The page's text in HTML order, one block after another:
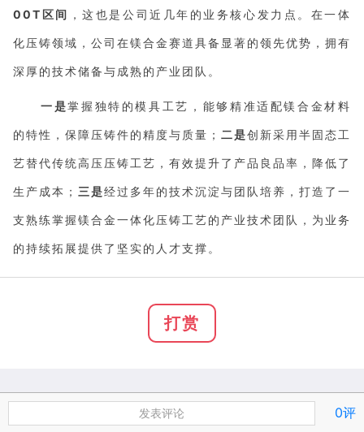
00T区间 ，这也是公司近几年的业务核心发力点。在一体
化压铸领域，公司在镁合金赛道具备显著的领先优势，拥有
深厚的技术储备与成熟的产业团队。
一是掌握独特的模具工艺，能够精准适配镁合金材料
的特性，保障压铸件的精度与质量； 二是创新采用半固态工
艺替代传统高压压铸工艺，有效提升了产品良品率，降低了
生产成本； 三是经过多年的技术沉淀与团队培养，打造了一
支熟练掌握镁合金一体化压铸工艺的产业技术团队，为业务
的持续拓展提供了坚实的人才支撑。
打赏
发表评论 0评